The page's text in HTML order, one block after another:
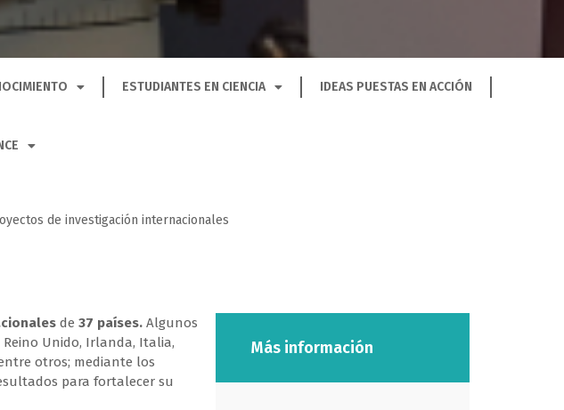
ESTUDIANTES EN CIENCIA IDEAS PUESTAS EN ACCIÓN
de investigación internacionales
de 37 países. Algunos
Reino Unido, Irlanda, Italia,
otros; mediante los
para fortalecer su
Más información